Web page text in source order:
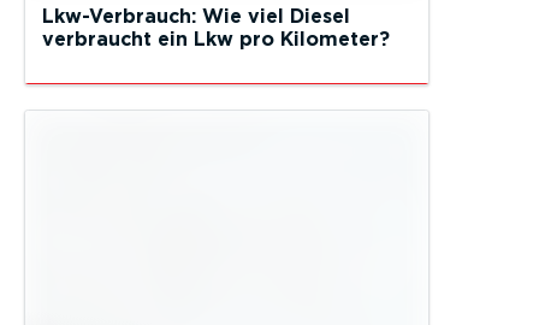
Lkw-Verbrauch: Wie viel Diesel
verbraucht ein Lkw pro Kilometer?